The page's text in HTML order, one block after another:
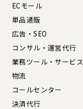
ECモール
単品通販
広告・SEO
コンサル・運営代行
業務ツール・サービス
物流
コールセンター
決済代行